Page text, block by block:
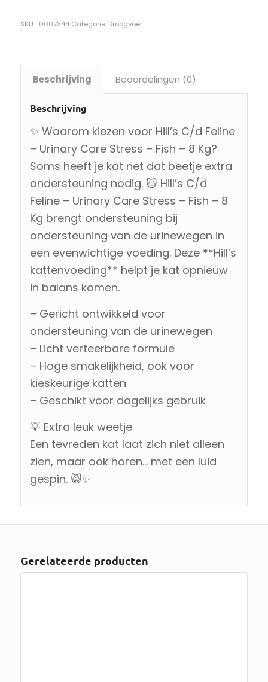
SKU: 10007344 Categorie: Droogvoer
Beschrijving Beoordelingen (0)
Beschrijving
✨ Waarom kiezen voor Hill’s C/d Feline
– Urinary Care Stress – Fish – 8 Kg?
Soms heeft je kat net dat beetje extra
ondersteuning nodig. 🐱 Hill’s C/d
Feline – Urinary Care Stress – Fish – 8
Kg brengt ondersteuning bij
ondersteuning van de urinewegen in
een evenwichtige voeding. Deze **Hill’s
kattenvoeding** helpt je kat opnieuw
in balans komen.
– Gericht ontwikkeld voor
ondersteuning van de urinewegen
– Licht verteerbare formule
– Hoge smakelijkheid, ook voor
kieskeurige katten
– Geschikt voor dagelijks gebruik
💡 Extra leuk weetje
Een tevreden kat laat zich niet alleen
zien, maar ook horen… met een luid
gespin. 😸✨
Gerelateerde producten